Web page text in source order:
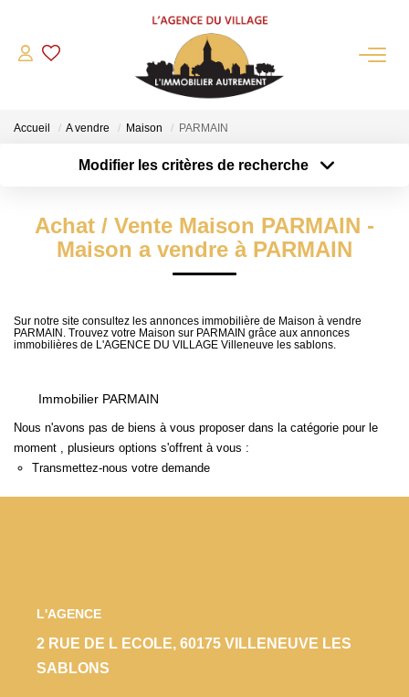
QUI SOMMES-NOUS?
L'agence
Notre Équipe
Nos Partenaires
NOS ACTUALITÉS
ACHETER
Pavillons Et Villas
Locaux Commerciaux
Appartements
VENTES INTERACTIVES
Accueil A vendre Maison PARMAIN
Modifier les critères de recherche
Sélectionnez...
Type de bien
Surface min
Créer une alerte
Achat / Vente Maison PARMAIN -
Maison a vendre à PARMAIN
Sur notre site consultez les annonces immobilière de Maison à vendre
PARMAIN. Trouvez votre Maison sur PARMAIN grâce aux annonces
immobilières de L'AGENCE DU VILLAGE Villeneuve les sablons.
Immobilier PARMAIN
Nous n'avons pas de biens à vous proposer dans la catégorie pour le
moment , plusieurs options s'offrent à vous :
Transmettez-nous votre demande
L'AGENCE
2 RUE DE L ECOLE, 60175 VILLENEUVE LES
SABLONS